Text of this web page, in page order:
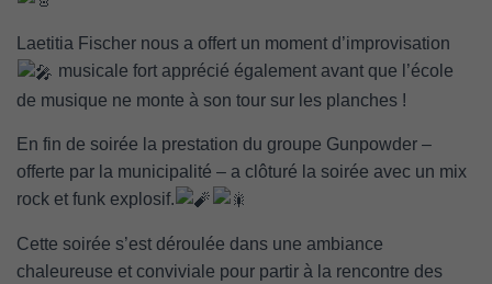
Laetitia Fischer nous a offert un moment d’improvisation
musicale fort apprécié également avant que l’école
de musique ne monte à son tour sur les planches !
En fin de soirée la prestation du groupe Gunpowder –
offerte par la municipalité – a clôturé la soirée avec un mix
rock et funk explosif.
Cette soirée s’est déroulée dans une ambiance
chaleureuse et conviviale pour partir à la rencontre des